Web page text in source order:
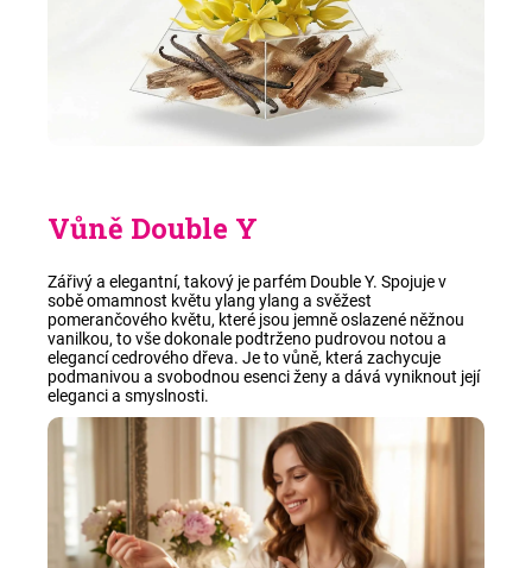
Vůně Double Y
Zářivý a elegantní, takový je parfém Double Y. Spojuje v
sobě omamnost květu ylang ylang a svěžest
pomerančového květu, které jsou jemně oslazené něžnou
vanilkou, to vše dokonale podtrženo pudrovou notou a
elegancí cedrového dřeva. Je to vůně, která zachycuje
podmanivou a svobodnou esenci ženy a dává vyniknout její
eleganci a smyslnosti.